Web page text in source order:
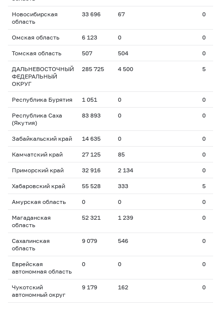
Новосибирская
область
33 696 67 0
Омская область 6 123 0 0
Томская область 507 504 0
ДАЛЬНЕВОСТОЧНЫЙ
ФЕДЕРАЛЬНЫЙ
ОКРУГ
285 725 4 500 5
Республика Бурятия 1 051 0 0
Республика Саха
(Якутия)
83 893 0 0
Забайкальский край 14 635 0 0
Камчатский край 27 125 85 0
Приморский край 32 916 2 134 0
Хабаровский край 55 528 333 5
Амурская область 0 0 0
Магаданская
область
52 321 1 239 0
Сахалинская
область
9 079 546 0
Еврейская
автономная область
0 0 0
Чукотский
автономный округ
9 179 162 0